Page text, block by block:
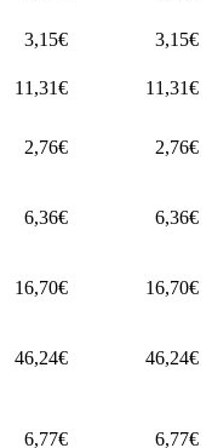
3,15€ 3,15€
11,31€ 11,31€
2,76€ 2,76€
6,36€ 6,36€
16,70€ 16,70€
46,24€ 46,24€
6,77€ 6,77€